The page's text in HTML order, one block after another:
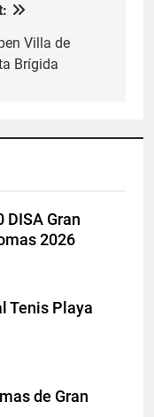
Villa de
Brígida
DISA Gran
2026
Tenis Playa
de Gran